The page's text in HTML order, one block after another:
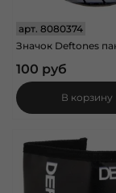
арт. 8080374
Значок Deftones
100 руб
В корзину